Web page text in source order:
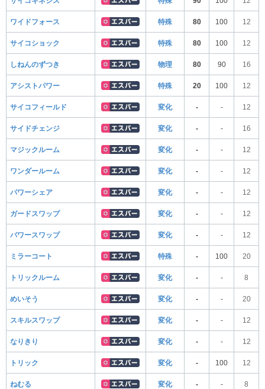
ワイドフォース 特殊 80 100 12
サイコショック 特殊 80 100 12
しねんのずつき 物理 80 90 16
アシストパワー 特殊 20 100 12
サイコフィールド 変化 - - 12
サイドチェンジ 変化 - - 16
マジックルーム 変化 - - 12
ワンダールーム 変化 - - 12
パワーシェア 変化 - - 12
ガードスワップ 変化 - - 12
パワースワップ 変化 - - 12
ミラーコート 特殊 - 100 20
トリックルーム 変化 - - 8
めいそう 変化 - - 20
スキルスワップ 変化 - - 12
なりきり 変化 - - 12
トリック 変化 - 100 12
ねむる 変化 - - 8